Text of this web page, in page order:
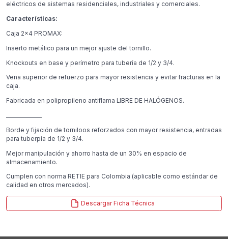
eléctricos de sistemas residenciales, industriales y comerciales.
Características:
Caja 2×4 PROMAX:
Inserto metálico para un mejor ajuste del tornillo.
Knockouts en base y perímetro para tubería de 1/2 y 3/4.
Vena superior de refuerzo para mayor resistencia y evitar fracturas en la
caja.
Fabricada en polipropileno antiflama LIBRE DE HALÓGENOS.
Borde y fijación de torniloos reforzados con mayor resistencia, entradas
para tuberpía de 1/2 y 3/4.
Mejor manipulación y ahorro hasta de un 30% en espacio de
almacenamiento.
Cumplen con norma RETIE para Colombia (aplicable como estándar de
calidad en otros mercados).
Descargar Ficha Técnica